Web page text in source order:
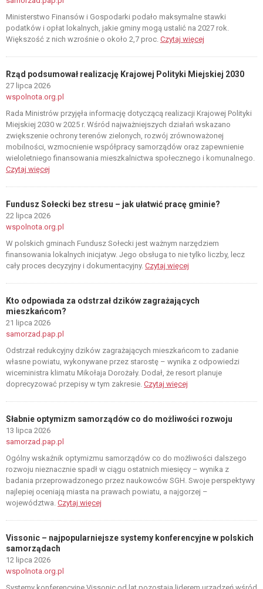
Ministerstwo Finansów i Gospodarki podało maksymalne stawki
podatków i opłat lokalnych, jakie gminy mogą ustalić na 2027 rok.
Większość z nich wzrośnie o około 2,7 proc. Czytaj więcej
Rząd podsumował realizację Krajowej Polityki Miejskiej 2030
27 lipca 2026
wspolnota.org.pl
Rada Ministrów przyjęła informację dotyczącą realizacji Krajowej Polityki
Miejskiej 2030 w 2025 r. Wśród najważniejszych działań wskazano
zwiększenie ochrony terenów zielonych, rozwój zrównoważonej
mobilności, wzmocnienie współpracy samorządów oraz zapewnienie
wieloletniego finansowania mieszkalnictwa społecznego i komunalnego.
Czytaj więcej
Fundusz Sołecki bez stresu – jak ułatwić pracę gminie?
22 lipca 2026
wspolnota.org.pl
W polskich gminach Fundusz Sołecki jest ważnym narzędziem
finansowania lokalnych inicjatyw. Jego obsługa to nie tylko liczby, lecz
cały proces decyzyjny i dokumentacyjny. Czytaj więcej
Kto odpowiada za odstrzał dzików zagrażających
mieszkańcom?
21 lipca 2026
samorzad.pap.pl
Odstrzał redukcyjny dzików zagrażających mieszkańcom to zadanie
własne powiatu, wykonywane przez starostę – wynika z odpowiedzi
wiceministra klimatu Mikołaja Dorożały. Dodał, że resort planuje
doprecyzować przepisy w tym zakresie. Czytaj więcej
Słabnie optymizm samorządów co do możliwości rozwoju
13 lipca 2026
samorzad.pap.pl
Ogólny wskaźnik optymizmu samorządów co do możliwości dalszego
rozwoju nieznacznie spadł w ciągu ostatnich miesięcy – wynika z
badania przeprowadzonego przez naukowców SGH. Swoje perspektywy
najlepiej oceniają miasta na prawach powiatu, a najgorzej –
województwa. Czytaj więcej
Vissonic – najpopularniejsze systemy konferencyjne w polskich
samorządach
12 lipca 2026
wspolnota.org.pl